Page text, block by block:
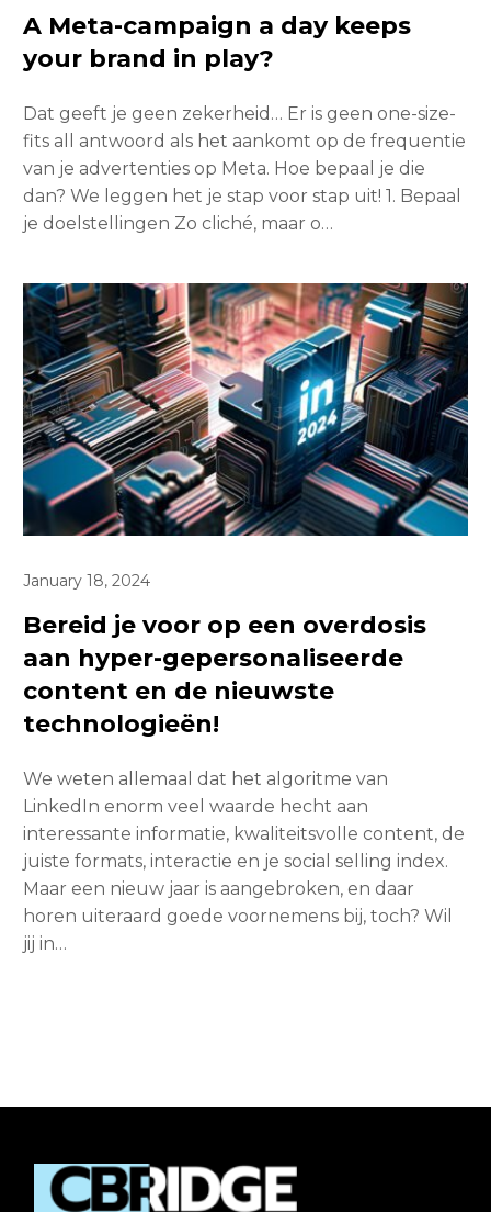
A Meta-campaign a day keeps
your brand in play?
Dat geeft je geen zekerheid… Er is geen one-size-
fits all antwoord als het aankomt op de frequentie
van je advertenties op Meta. Hoe bepaal je die
dan? We leggen het je stap voor stap uit! 1. Bepaal
je doelstellingen Zo cliché, maar o…
January 18, 2024
Bereid je voor op een overdosis
aan hyper-gepersonaliseerde
content en de nieuwste
technologieën!
We weten allemaal dat het algoritme van
LinkedIn enorm veel waarde hecht aan
interessante informatie, kwaliteitsvolle content, de
juiste formats, interactie en je social selling index.
Maar een nieuw jaar is aangebroken, en daar
horen uiteraard goede voornemens bij, toch? Wil
jij in…